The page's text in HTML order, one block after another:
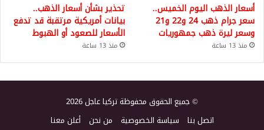
أسعار الذهب اليوم الخميس..
سعر جرام ذهب 24 و22 و21
وسعر ليرة ذهب جمهوريات
منذ 13 ساعة
تحذير بشأن أسعار الذهب..
بيانات أمريكية مرتقبة قد تدفع
الأسعار للصعود أو الهبوط
منذ 13 ساعة
© جميع الحقوق محفوظة تركيا عاجل 2026
اتصل بنا سياسة الخصوصية من نحن أعلن معنا